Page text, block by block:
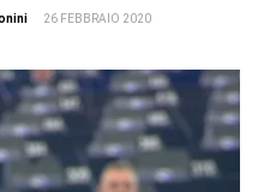
26 FEBBRAIO 2020